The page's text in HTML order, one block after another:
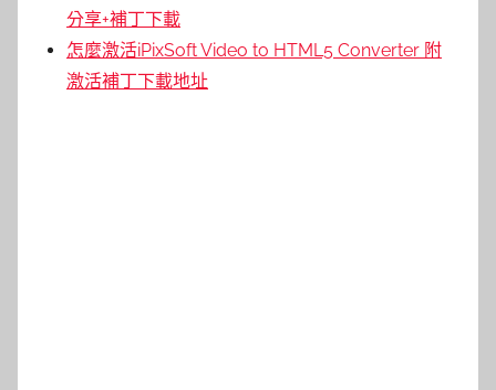
分享+補丁下載
怎麼激活iPixSoft Video to HTML5 Converter 附
激活補丁下載地址